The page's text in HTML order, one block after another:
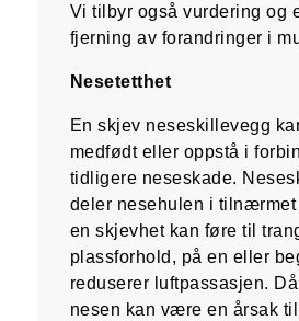
Vi tilbyr også vurdering og
fjerning av forandringer i
Nesetetthet
En skjev neseskillevegg
medfødt eller oppstå i
tidligere neseskade.
deler nesehulen i
en skjevhet kan føre til
plassforhold, på en eller
reduserer luftpassasjen.
nesen kan være en årsak